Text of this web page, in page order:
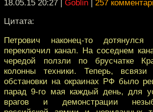
18.05.15 20:27 | Goblin | 257
Цитата:
Петрович наконец-то
переключил канал. На соседнем
чередой ползли по брусчатке
колонны техники. Теперь,
обстановки на окраинах РФ было
парад 9-го мая каждый день, для
врагов и демонстрации